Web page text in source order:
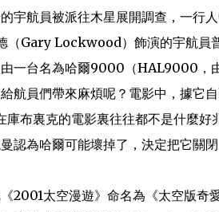
宇航員被派往木星展開調查，一
Gary Lockwood）飾演的宇航員
由一台名為哈爾9000（HAL9000
航員們帶來麻煩呢？電影中，據它
布裏克的電影裏往往都不是什麼
認為哈爾可能壞掉了，決定把它關
2001太空漫遊》命名為《太空版奇